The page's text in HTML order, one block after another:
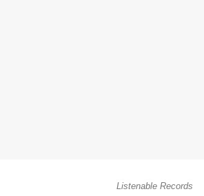
Listenable Records